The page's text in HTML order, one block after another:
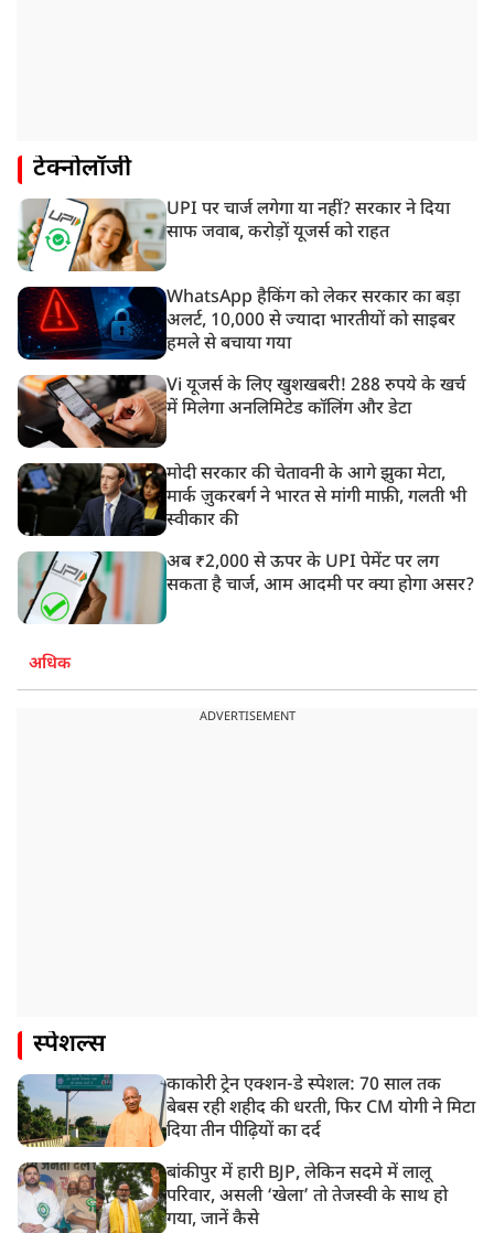
टेक्नोलॉजी
UPI पर चार्ज लगेगा या नहीं? सरकार ने दिया
साफ जवाब, करोड़ों यूजर्स को राहत
WhatsApp हैकिंग को लेकर सरकार का बड़ा
अलर्ट, 10,000 से ज्यादा भारतीयों को साइबर
हमले से बचाया गया
Vi यूजर्स के लिए खुशखबरी! 288 रुपये के खर्च
में मिलेगा अनलिमिटेड कॉलिंग और डेटा
मोदी सरकार की चेतावनी के आगे झुका मेटा,
मार्क ज़ुकरबर्ग ने भारत से मांगी माफ़ी, गलती भी
स्वीकार की
अब ₹2,000 से ऊपर के UPI पेमेंट पर लग
सकता है चार्ज, आम आदमी पर क्या होगा असर?
अधिक
ADVERTISEMENT
स्पेशल्स
काकोरी ट्रेन एक्शन-डे स्पेशल: 70 साल तक
बेबस रही शहीद की धरती, फिर CM योगी ने मिटा
दिया तीन पीढ़ियों का दर्द
बांकीपुर में हारी BJP, लेकिन सदमे में लालू
परिवार, असली ‘खेला’ तो तेजस्वी के साथ हो
गया, जानें कैसे